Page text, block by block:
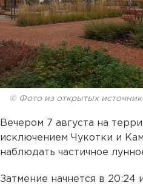
© Фото из открытых
Вечером 7 августа на
исключением Чукотки и
наблюдать частичное
Затмение начнется в 20:24